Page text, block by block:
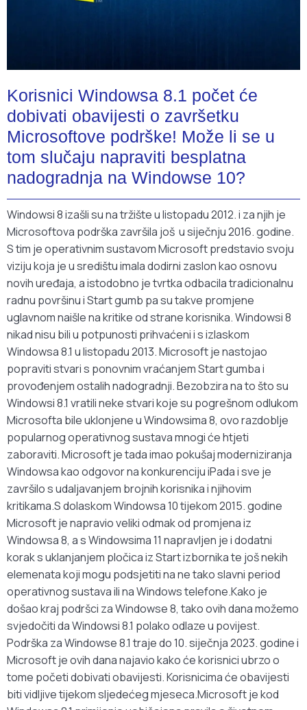
Korisnici Windowsa 8.1 počet će
dobivati obavijesti o završetku
Microsoftove podrške! Može li se u
tom slučaju napraviti besplatna
nadogradnja na Windowse 10?
Windowsi 8 izašli su na tržište u listopadu 2012. i za njih je
Microsoftova podrška završila još u siječnju 2016. godine.
S tim je operativnim sustavom Microsoft predstavio svoju
viziju koja je u središtu imala dodirni zaslon kao osnovu
novih uređaja, a istodobno je tvrtka odbacila tradicionalnu
radnu površinu i Start gumb pa su takve promjene
uglavnom naišle na kritike od strane korisnika. Windowsi 8
nikad nisu bili u potpunosti prihvaćeni i s izlaskom
Windowsa 8.1 u listopadu 2013. Microsoft je nastojao
popraviti stvari s ponovnim vraćanjem Start gumba i
provođenjem ostalih nadogradnji. Bezobzira na to što su
Windowsi 8.1 vratili neke stvari koje su pogrešnom odlukom
Microsofta bile uklonjene u Windowsima 8, ovo razdoblje
popularnog operativnog sustava mnogi će htjeti
zaboraviti. Microsoft je tada imao pokušaj moderniziranja
Windowsa kao odgovor na konkurenciju iPada i sve je
završilo s udaljavanjem brojnih korisnika i njihovim
kritikama.S dolaskom Windowsa 10 tijekom 2015. godine
Microsoft je napravio veliki odmak od promjena iz
Windowsa 8, a s Windowsima 11 napravljen je i dodatni
korak s uklanjanjem pločica iz Start izbornika te još nekih
elemenata koji mogu podsjetiti na ne tako slavni period
operativnog sustava ili na Windows telefone.Kako je
došao kraj podršci za Windowse 8, tako ovih dana možemo
svjedočiti da Windowsi 8.1 polako odlaze u povijest.
Podrška za Windowse 8.1 traje do 10. siječnja 2023. godine i
Microsoft je ovih dana najavio kako će korisnici ubrzo o
tome početi dobivati obavijesti. Korisnicima će obavijesti
biti vidljive tijekom sljedećeg mjeseca.Microsoft je kod